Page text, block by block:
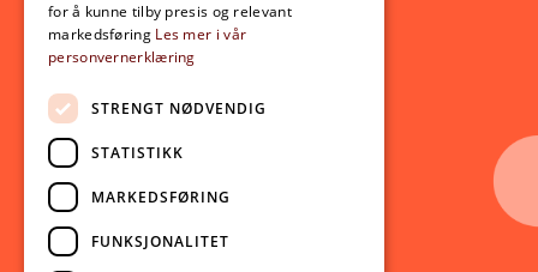
Aktuelt
Nyheter
Arrangementer
Nyhetsbrev
Ledige stillinger
Følg oss på sosiale medier:
Facebook
for å kunne tilby presis og relevant
markedsføring Les mer i vår
personvernerklæring
STRENGT NØDVENDIG
STATISTIKK
MARKEDSFØRING
FUNKSJONALITET